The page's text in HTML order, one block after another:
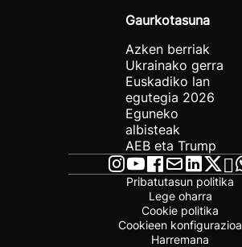
Gaurkotasuna
Azken berriak
Ukrainako gerra
Euskadiko lan
egutegia 2026
Eguneko
albisteak
AEB eta Trump
Pribatutasun politika
Lege oharra
Cookie politika
Cookieen konfigurazioa
Harremana